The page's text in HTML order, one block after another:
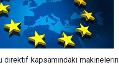
direktif kapsamındaki makinelerin